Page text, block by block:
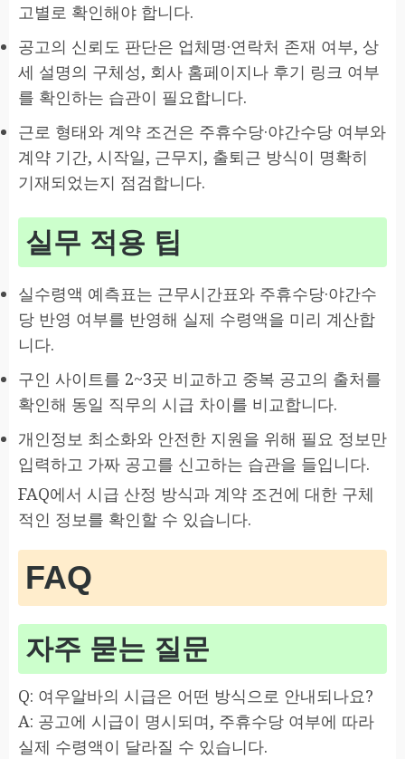
고별로 확인해야 합니다.
공고의 신뢰도 판단은 업체명·연락처 존재 여부, 상
세 설명의 구체성, 회사 홈페이지나 후기 링크 여부
를 확인하는 습관이 필요합니다.
근로 형태와 계약 조건은 주휴수당·야간수당 여부와
계약 기간, 시작일, 근무지, 출퇴근 방식이 명확히
기재되었는지 점검합니다.
실무 적용 팁
실수령액 예측표는 근무시간표와 주휴수당·야간수
당 반영 여부를 반영해 실제 수령액을 미리 계산합
니다.
구인 사이트를 2~3곳 비교하고 중복 공고의 출처를
확인해 동일 직무의 시급 차이를 비교합니다.
개인정보 최소화와 안전한 지원을 위해 필요 정보만
입력하고 가짜 공고를 신고하는 습관을 들입니다.
FAQ에서 시급 산정 방식과 계약 조건에 대한 구체
적인 정보를 확인할 수 있습니다.
FAQ
자주 묻는 질문
Q: 여우알바의 시급은 어떤 방식으로 안내되나요?
A: 공고에 시급이 명시되며, 주휴수당 여부에 따라
실제 수령액이 달라질 수 있습니다.